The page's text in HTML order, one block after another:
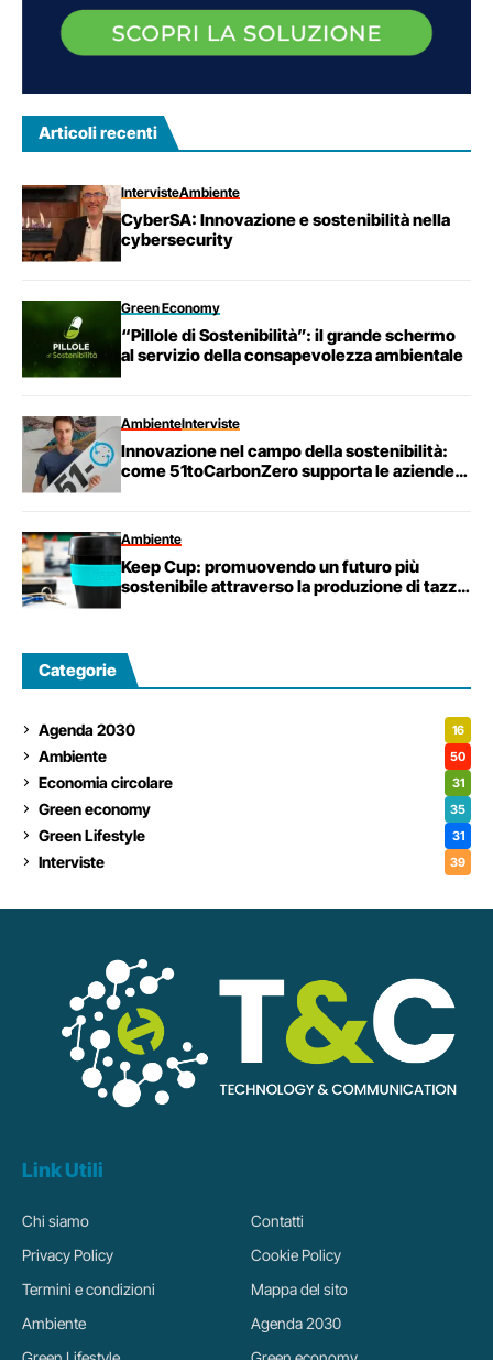
Articoli recenti
IntervisteAmbiente
CyberSA: Innovazione e sostenibilità nella
cybersecurity
Green Economy
“Pillole di Sostenibilità”: il grande schermo
al servizio della consapevolezza ambientale
AmbienteInterviste
Innovazione nel campo della sostenibilità:
come 51toCarbonZero supporta le aziende
Ambiente
Keep Cup: promuovendo un futuro più
sostenibile attraverso la produzione di tazze
Categorie
Agenda 2030 16
Ambiente 50
Economia circolare 31
Green economy 35
Green Lifestyle 31
Interviste 39
Link Utili
Chi siamo
Contatti
Privacy Policy
Cookie Policy
Termini e condizioni
Mappa del sito
Ambiente
Agenda 2030